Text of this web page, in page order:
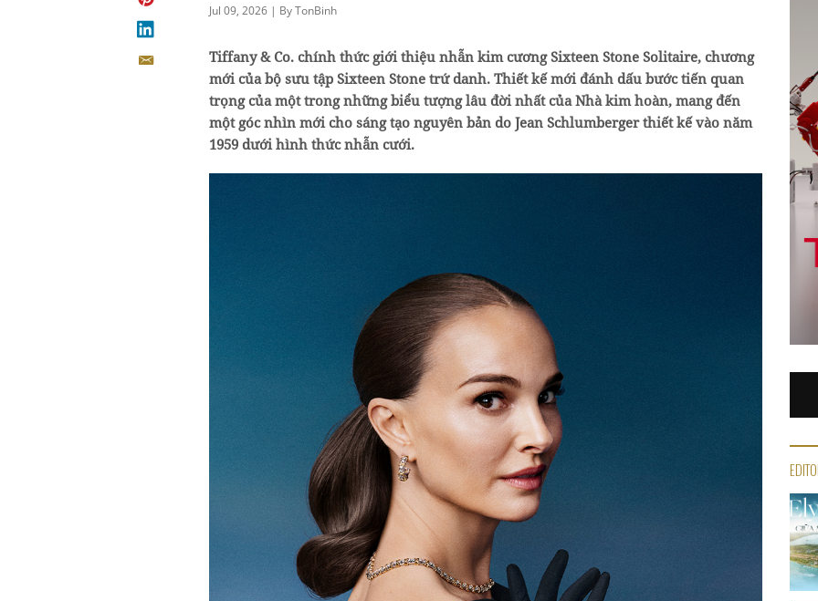
Jul 09, 2026 | By TonBinh
Tiffany & Co. chính thức giới thiệu nhẫn kim cương Sixteen Stone Solitaire, chương
mới của bộ sưu tập Sixteen Stone trứ danh. Thiết kế mới đánh dấu bước tiến quan
trọng của một trong những biểu tượng lâu đời nhất của Nhà kim hoàn, mang đến
một góc nhìn mới cho sáng tạo nguyên bản do Jean Schlumberger thiết kế vào năm
1959 dưới hình thức nhẫn cưới.